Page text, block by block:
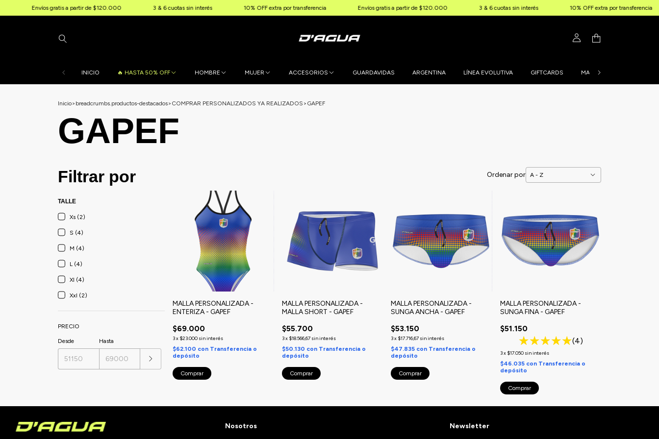
gratis a partir de $120.000 3 & 6 cuotas sin interés 10% OFF extra por transferencia Envíos gratis a partir de $120.000 3 & 6 cuotas sin interés 10% OFF extra por transferencia
INICIO 🔥 HASTA 50% OFF HOMBRE MUJER ACCESORIOS GUARDAVIDAS ARGENTINA LÍNEA EVOLUTIVA GIFTCARDS MALLAS PERSONALIZADAS
Inicio> breadcrumbs.productos-destacados> COMPRAR PERSONALIZADOS YA REALIZADOS > GAPEF
GAPEF
Filtrar por
TALLE
Xs (2)
S (4)
M (4)
L (4)
Xl (4)
Xxl (2)
PRECIO
Desde Hasta
Ordenar por
MALLA PERSONALIZADA -
ENTERIZA - GAPEF
$69.000
3x $23.000 sin interés
$62.100 con Transferencia o
depósito
Comprar
MALLA PERSONALIZADA -
MALLA SHORT - GAPEF
$55.700
3x $18.566,67 sin interés
$50.130 con Transferencia o
depósito
Comprar
MALLA PERSONALIZADA -
SUNGA ANCHA - GAPEF
$53.150
3x $17.716,67 sin interés
$47.835 con Transferencia o
depósito
Comprar
MALLA PERSONALIZADA -
SUNGA FINA - GAPEF
$51.150
(4)
3x $17.050 sin interés
$46.035 con Transferencia o
depósito
Comprar
Nosotros Newsletter